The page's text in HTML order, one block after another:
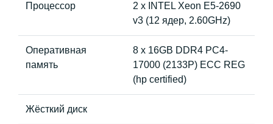
Процессор
2 x INTEL Xeon E5-2690
v3 (12 ядер, 2.60GHz)
Оперативная
память
8 x 16GB DDR4 PC4-
17000 (2133P) ECC REG
(hp certified)
Жёсткий диск